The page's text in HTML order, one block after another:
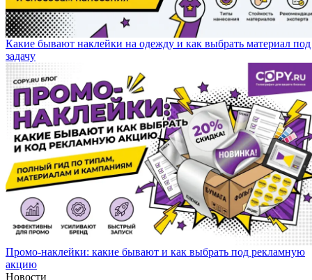
Какие бывают наклейки на одежду и как выбрать материал под
задачу
Промо-наклейки: какие бывают и как выбрать под рекламную
акцию
Новости